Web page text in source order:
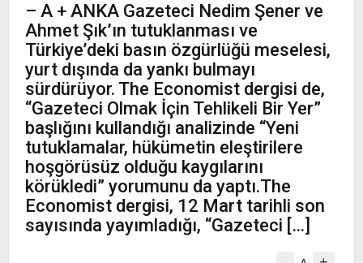
– A + ANKA Gazeteci Nedim Şener ve
Ahmet Şık’ın tutuklanması ve
Türkiye’deki basın özgürlüğü meselesi,
yurt dışında da yankı bulmayı
sürdürüyor. The Economist dergisi de,
“Gazeteci Olmak İçin Tehlikeli Bir Yer”
başlığını kullandığı analizinde “Yeni
tutuklamalar, hükümetin eleştirilere
hoşgörüsüz olduğu kaygılarını
körükledi” yorumunu da yaptı.The
Economist dergisi, 12 Mart tarihli son
sayısında yayımladığı, “Gazeteci […]